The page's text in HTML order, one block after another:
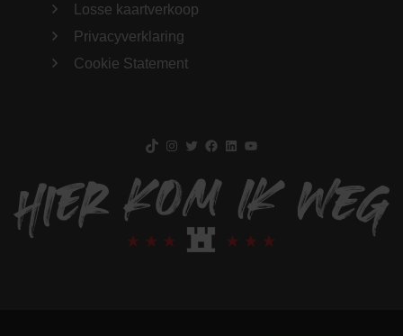
Losse kaartverkoop
Privacyverklaring
Cookie Statement